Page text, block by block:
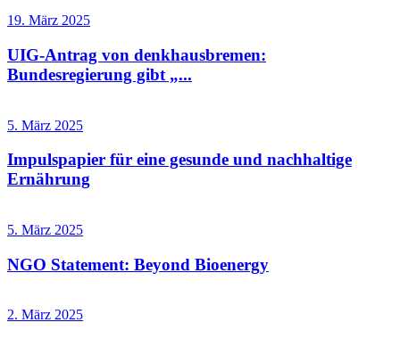
19. März 2025
UIG-Antrag von denkhausbremen:
Bundesregierung gibt „...
5. März 2025
Impulspapier für eine gesunde und nachhaltige
Ernährung
5. März 2025
NGO Statement: Beyond Bioenergy
2. März 2025